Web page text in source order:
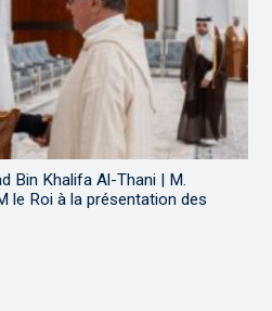
Bin Khalifa Al-Thani | M.
le Roi à la présentation des